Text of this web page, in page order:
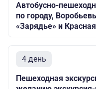
Автобусно-
по городу,
«Зарядье» и
4 день
Пешеходная